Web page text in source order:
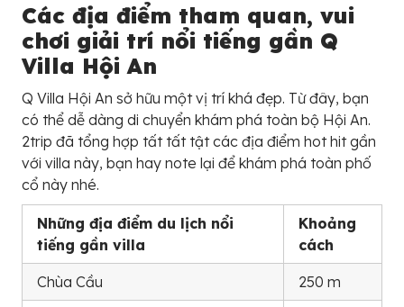
Các địa điểm tham quan, vui
chơi giải trí nổi tiếng gần Q
Villa Hội An
Q Villa Hội An sở hữu một vị trí khá đẹp. Từ đây, bạn
có thể dễ dàng di chuyển khám phá toàn bộ Hội An.
2trip đã tổng hợp tất tất tật các địa điểm hot hit gần
với villa này, bạn hay note lại để khám phá toàn phố
cổ này nhé.
Những địa điểm du lịch nổi
tiếng gần villa
Khoảng
cách
Chùa Cầu 250 m